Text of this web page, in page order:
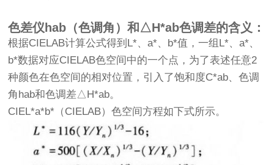
色差仪hab（色调角）和△H*ab色调差的含义：
根据CIELAB计算公式得到L*、a*、b*值，一组L*、a*、
b*数据对应CIELAB色空间中的一个点，为了表述任意2
种颜色在色空间的相对位置，引入了饱和度C*ab、色调
角hab和色调差△H*ab。
CIEL*a*b*（CIELAB）色空间方程如下式所示。